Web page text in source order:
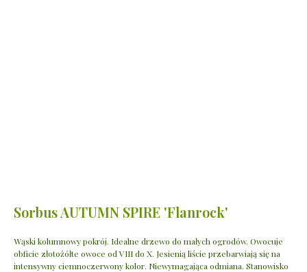
Sorbus AUTUMN SPIRE 'Flanrock'
Wąski kolumnowy pokrój. Idealne drzewo do małych ogrodów. Owocuje
obficie złotożółte owoce od VIII do X. Jesienią liście przebarwiają się na
intensywny ciemnoczerwony kolor. Niewymagająca odmiana. Stanowisko